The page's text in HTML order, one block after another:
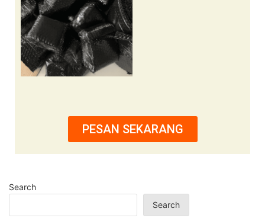
PESAN SEKARANG
Search
Search